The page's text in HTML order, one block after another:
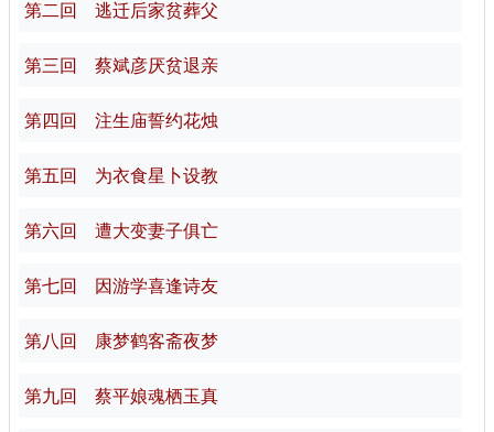
第二回 逃迁后家贫葬父
第三回 蔡斌彦厌贫退亲
第四回 注生庙誓约花烛
第五回 为衣食星卜设教
第六回 遭大变妻子俱亡
第七回 因游学喜逢诗友
第八回 康梦鹤客斋夜梦
第九回 蔡平娘魂栖玉真